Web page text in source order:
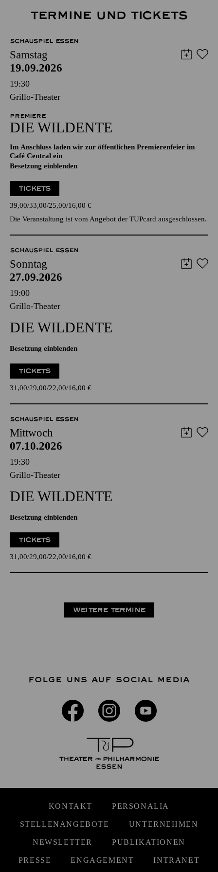
TERMINE UND TICKETS
SCHAUSPIEL ESSEN
Samstag
19.09.2026
19:30
Grillo-Theater
PREMIERE
DIE WILDENTE
Im Anschluss laden wir zur öffentlichen Premierenfeier im
Café Central ein
Besetzung einblenden
TICKETS
39,00 33,00 25,00 16,00 €
Die Veranstaltung ist vom Angebot der TUPcard ausgeschlossen.
SCHAUSPIEL ESSEN
Sonntag
27.09.2026
19:00
Grillo-Theater
DIE WILDENTE
Besetzung einblenden
TICKETS
31,00 29,00 22,00 16,00 €
SCHAUSPIEL ESSEN
Mittwoch
07.10.2026
19:30
Grillo-Theater
DIE WILDENTE
Besetzung einblenden
TICKETS
31,00 29,00 22,00 16,00 €
WEITERE TERMINE
FOLGE UNS AUF SOCIAL MEDIA
KONTAKT PERSONALIA
STELLENANGEBOTE UNTERNEHMEN
NEWSLETTER PUBLIKATIONEN
PRESSE ENGAGEMENT INTRANET